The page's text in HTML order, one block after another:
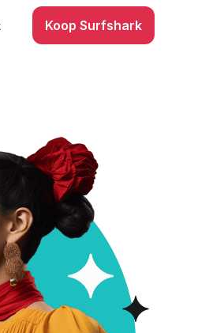
Koop Surfshark